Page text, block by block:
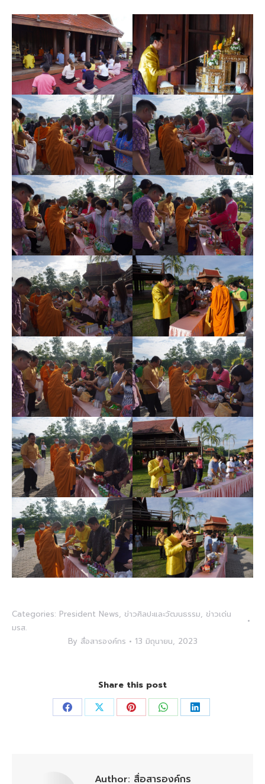
Categories: President News, ข่าวศิลปะและวัฒนธรรม, ข่าวเด่น
มรส.
By สื่อสารองค์กร 13 มิถุนายน, 2023
Share this post
Share Share Share Share Share
Author: สื่อสารองค์กร